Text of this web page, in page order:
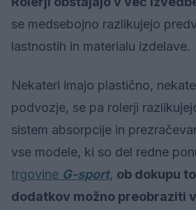
se medsebojno razlikujejo
lastnostih in materialu izdelave.
Nekateri imajo plastično,
podvozje, se pa rolerji
sistem absorpcije in
vse modele, ki so del redne
trgovine G-sport, ob dokupu
dodatkov možno preobraziti